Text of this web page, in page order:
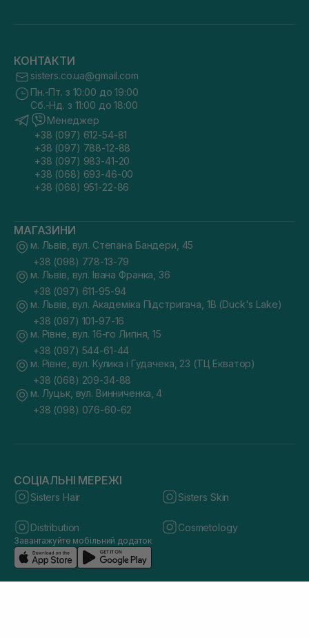
КОНТАКТИ
sisters.co.ua@gmail.com
Пн.-Пт. з 10:00 до 19:00
Сб.-Нд. з 11:00 до 18:00
Менеджер
+38 (097) 612-54-81
+38 (097) 788-12-88
+38 (097) 983-41-20
+38 (068) 693-46-00
+38 (068) 951-22-86
МАГАЗИНИ
м. Львів, вул. Степана Бандери, 45
+38 (098) 778-13-79
м. Львів, вул. Івана Франка, 36
+38 (097) 611-95-94
м. Львів, вул. Академіка Підстригача, 1В (Duck's Lake)
+38 (097) 101-97-16
м. Рівне, вул. 16-го Липня, 15
+38 (097) 544-61-44
м. Рівне, вул. Кулика і Гудачека, 23 (ТЦ Екватор)
+38 (068) 209-34-88
м. Луцьк, вул. Винниченка, 4
+38 (098) 076-60-62
СОЦІАЛЬНІ МЕРЕЖІ
Sisters Hair Sisters Skin
Distribution Cosmetology
Завантажуйте мобільний додаток